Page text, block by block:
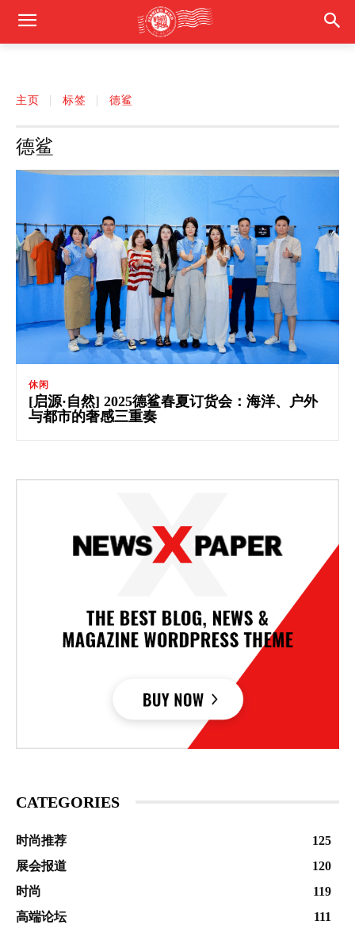
主页 标签 德鲨
德鲨
休闲
[启源·自然] 2025德鲨春夏订货会：海洋、户外
与都市的奢感三重奏
CATEGORIES
时尚推荐
125
展会报道
120
时尚
119
高端论坛
111